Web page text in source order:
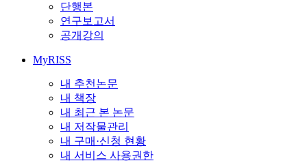
단행본
연구보고서
공개강의
MyRISS
내 추천논문
내 책장
내 최근 본 논문
내 저작물관리
내 구매·신청 현황
내 서비스 사용권한